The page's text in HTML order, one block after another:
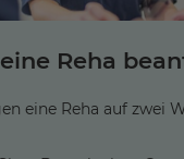
Reha
eine Reha auf zwei